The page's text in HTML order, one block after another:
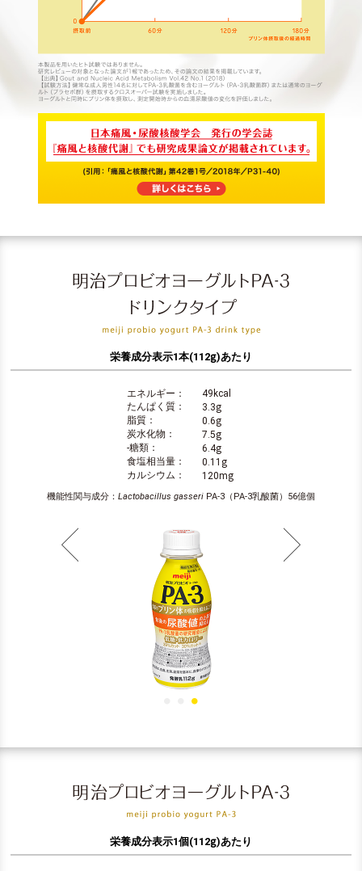
栄養成分表示1本(112g)あたり
エネルギー：
49kcal
たんぱく質：
3.3g
脂質： 0.6g
炭水化物： 7.5g
-糖類： 6.4g
食塩相当量： 0.11 g
カルシウム： 120mg
機能性関与成分： Lactobacillus gasseri PA-3（PA-3乳酸菌）56億個
栄養成分表示1個(112g)あたり